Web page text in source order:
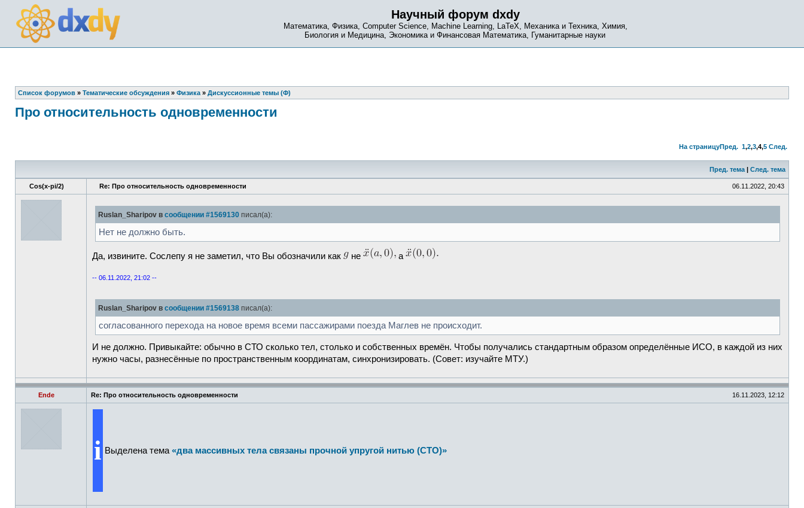
Научный форум dxdy
Математика, Физика, Computer Science, Machine Learning, LaTeX, Механика и Техника, Химия,
Биология и Медицина, Экономика и Финансовая Математика, Гуманитарные науки
Список форумов » Тематические обсуждения » Физика » Дискуссионные темы (Ф)
Про относительность одновременности
На страницуПред. 1,2,3,4,5 След.
Пред. тема | След. тема
Cos(x-pi/2) Re: Про относительность одновременности 06.11.2022, 20:43
Ruslan_Sharipov в сообщении #1569130 писал(а):
Нет не должно быть.
Да, извините. Сослепу я не заметил, что Вы обозначили как не а
-- 06.11.2022, 21:02 --
Ruslan_Sharipov в сообщении #1569138 писал(а):
согласованного перехода на новое время всеми пассажирами поезда Маглев не происходит.
И не должно. Привыкайте: обычно в СТО сколько тел, столько и собственных времён. Чтобы получались стандартным образом определённые ИСО, в каждой из них
нужно часы, разнесённые по пространственным координатам, синхронизировать. (Совет: изучайте МТУ.)
Ende Re: Про относительность одновременности 16.11.2023, 12:12
i Выделена тема «два массивных тела связаны прочной упругой нитью (СТО)»